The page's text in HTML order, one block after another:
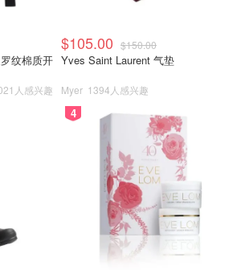
纹棉质开
人感兴趣
$105.00 $150.00
Yves Saint Laurent 气垫
Myer 1394人感兴趣
4